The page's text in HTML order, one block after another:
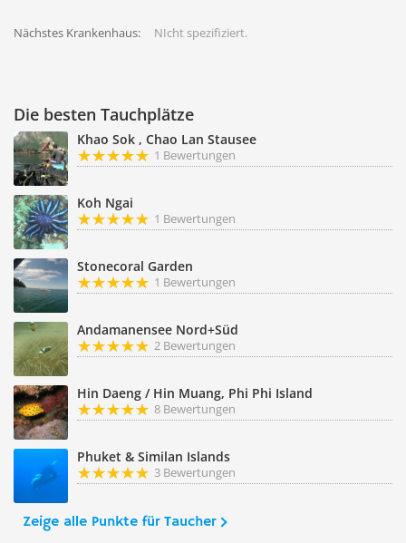
Nächstes Krankenhaus: NIcht spezifiziert.
Die besten Tauchplätze
Khao Sok , Chao Lan Stausee
1 Bewertungen
Koh Ngai
1 Bewertungen
Stonecoral Garden
1 Bewertungen
Andamanensee Nord+Süd
2 Bewertungen
Hin Daeng / Hin Muang, Phi Phi Island
8 Bewertungen
Phuket & Similan Islands
3 Bewertungen
Zeige alle Punkte für Taucher